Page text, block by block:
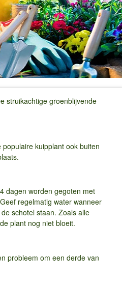
struikachtige groenblijvende
kuipplant ook buiten
dagen worden gegoten met
regelmatig water wanneer
schotel staan. Zoals alle
plant nog niet bloeit.
probleem om een derde van